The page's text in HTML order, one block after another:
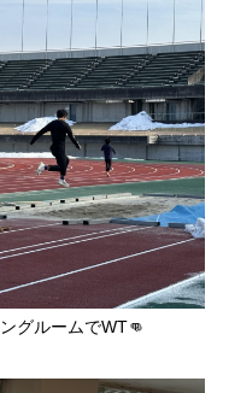
グルームでWT👊